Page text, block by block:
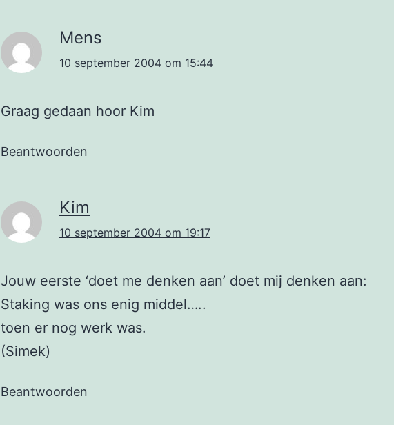
Mens
10 september 2004 om 15:44
Graag gedaan hoor Kim
Beantwoorden
Kim
10 september 2004 om 19:17
Jouw eerste ‘doet me denken aan’ doet mij denken aan:
Staking was ons enig middel…..
toen er nog werk was.
(Simek)
Beantwoorden